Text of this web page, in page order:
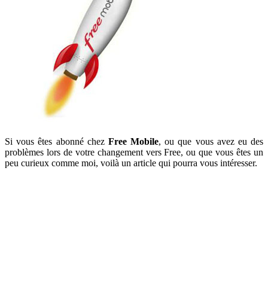
Si vous êtes abonné chez Free Mobile, ou que vous avez eu des
problèmes lors de votre changement vers Free, ou que vous êtes un
peu curieux comme moi, voilà un article qui pourra vous intéresser.